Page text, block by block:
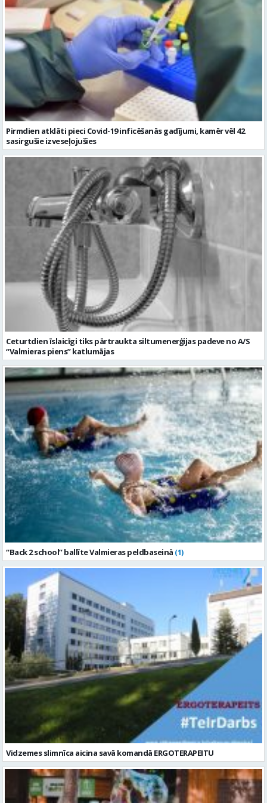
Pirmdien atklāti pieci Covid-19 inficēšanās gadījumi, kamēr vēl 42
sasirgušie izveseļojušies
Ceturtdien īslaicīgi tiks pārtraukta siltumenerģijas padeve no A/S
“Valmieras piens” katlumājas
“Back 2 school” ballīte Valmieras peldbaseinā (1)
Vidzemes slimnīca aicina savā komandā ERGOTERAPEITU